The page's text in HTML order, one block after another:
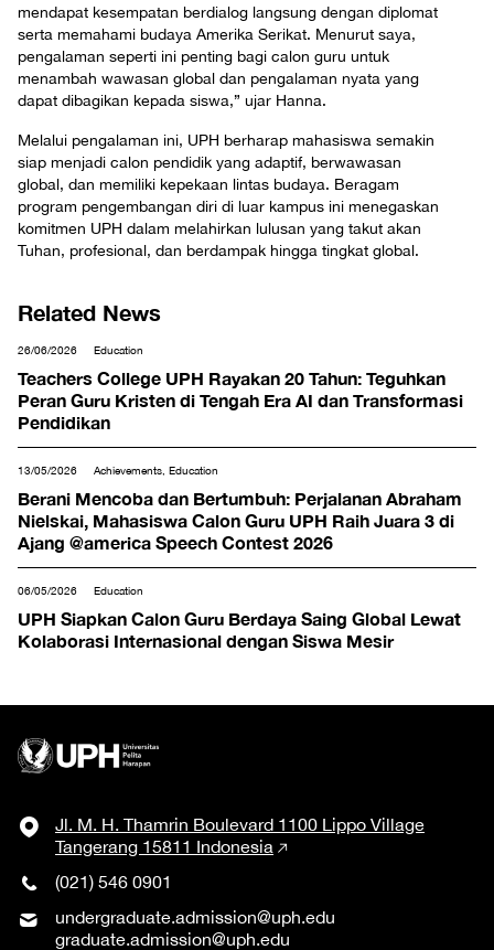
mendapat kesempatan berdialog langsung dengan diplomat
serta memahami budaya Amerika Serikat. Menurut saya,
pengalaman seperti ini penting bagi calon guru untuk
menambah wawasan global dan pengalaman nyata yang
dapat dibagikan kepada siswa,” ujar Hanna.
Melalui pengalaman ini, UPH berharap mahasiswa semakin
siap menjadi calon pendidik yang adaptif, berwawasan
global, dan memiliki kepekaan lintas budaya. Beragam
program pengembangan diri di luar kampus ini menegaskan
komitmen UPH dalam melahirkan lulusan yang takut akan
Tuhan, profesional, dan berdampak hingga tingkat global.
Related News
26/06/2026 Education
Teachers College UPH Rayakan 20 Tahun: Teguhkan
Peran Guru Kristen di Tengah Era AI dan Transformasi
Pendidikan
13/05/2026 Achievements, Education
Berani Mencoba dan Bertumbuh: Perjalanan Abraham
Nielskai, Mahasiswa Calon Guru UPH Raih Juara 3 di
Ajang @america Speech Contest 2026
06/05/2026 Education
UPH Siapkan Calon Guru Berdaya Saing Global Lewat
Kolaborasi Internasional dengan Siswa Mesir
Jl. M. H. Thamrin Boulevard 1100 Lippo Village
Tangerang 15811 Indonesia
(021) 546 0901
undergraduate.admission@uph.edu
graduate.admission@uph.edu